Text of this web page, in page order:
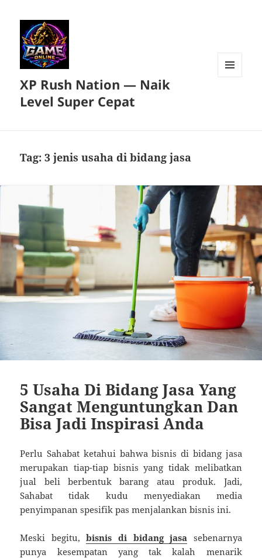
XP Rush Nation — Naik
Level Super Cepat
Tag:3 jenis usaha di bidang jasa
5 Usaha Di Bidang Jasa Yang
Sangat Menguntungkan Dan
Bisa Jadi Inspirasi Anda
Perlu Sahabat ketahui bahwa bisnis di bidang jasa
merupakan tiap-tiap bisnis yang tidak melibatkan
jual beli berbentuk barang atau produk. Jadi,
Sahabat tidak kudu menyediakan media
penyimpanan spesifik pas menjalankan bisnis ini.
Meski begitu,bisnis di bidang jasa sebenarnya
punya kesempatan yang tak kalah menarik